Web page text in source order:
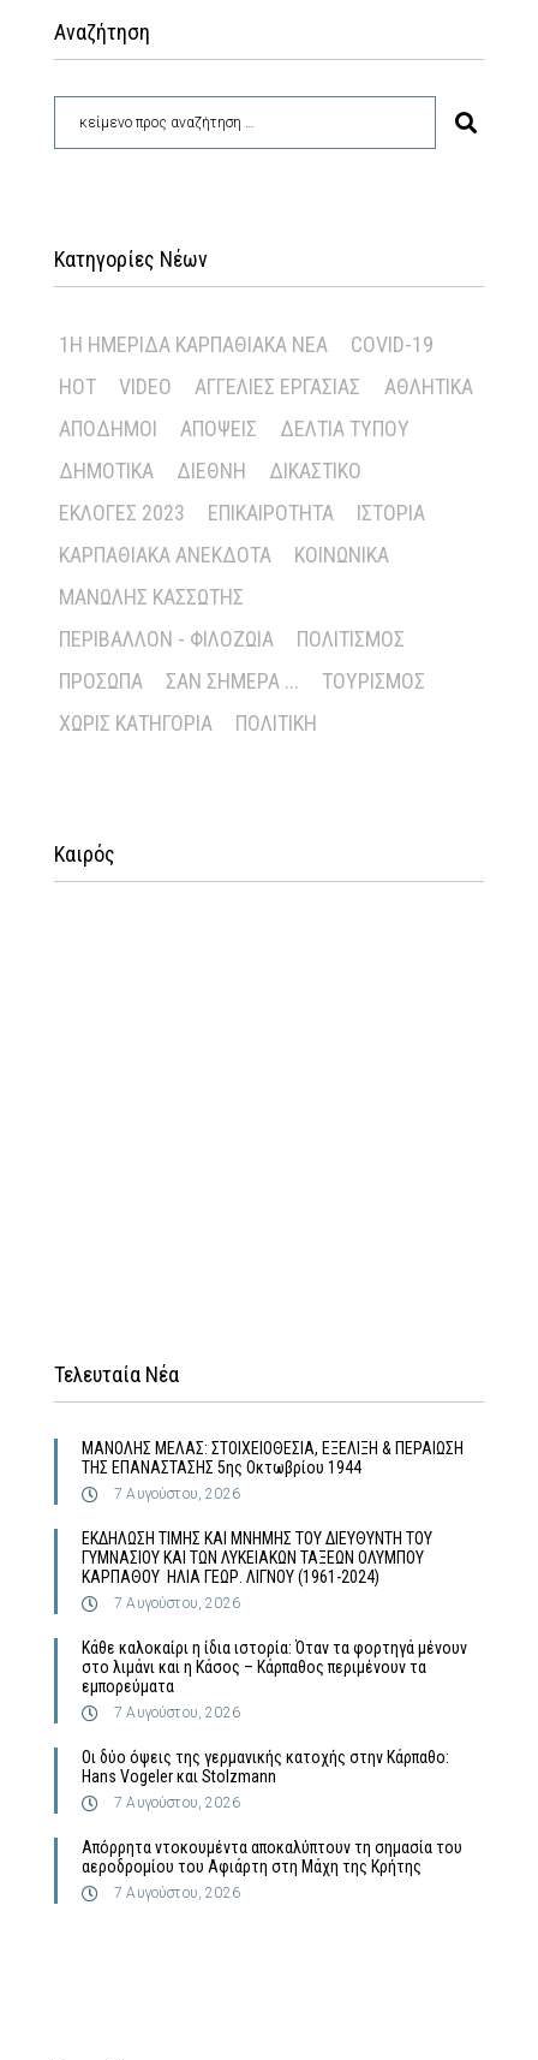
Αναζήτηση
Κατηγορίες Νέων
1Η ΗΜΕΡΊΔΑ ΚΑΡΠΑΘΙΑΚΆ ΝΈΑ
COVID-19
HOT
VIDEO ΑΓΓΕΛΊΕΣ ΕΡΓΑΣΊΑΣ
ΑΘΛΗΤΙΚΆ
ΑΠΌΔΗΜΟΙ
ΑΠΌΨΕΙΣ
ΔΕΛΤΊΑ ΤΎΠΟΥ
ΔΗΜΟΤΙΚΆ
ΔΙΕΘΝΉ
ΔΙΚΑΣΤΙΚΌ
ΕΚΛΟΓΈΣ 2023
ΕΠΙΚΑΙΡΌΤΗΤΑ
ΙΣΤΟΡΊΑ
ΚΑΡΠΑΘΙΑΚΆ ΑΝΈΚΔΟΤΑ
ΚΟΙΝΩΝΙΚΆ
ΜΑΝΏΛΗΣ ΚΑΣΣΏΤΗΣ
ΠΕΡΙΒΆΛΛΟΝ - ΦΙΛΟΖΩΊΑ
ΠΟΛΙΤΙΣΜΌΣ
ΠΡΌΣΩΠΑ
ΣΑΝ ΣΉΜΕΡΑ ...
ΤΟΥΡΙΣΜΌΣ
ΧΩΡΊΣ ΚΑΤΗΓΟΡΊΑ
ΠΟΛΙΤΙΚΉ
Καιρός
Τελευταία Νέα
MΑΝΟΛΗΣ ΜΕΛΑΣ: ΣΤΟΙΧΕΙΟΘΕΣΙΑ, ΕΞΕΛΙΞΗ & ΠΕΡΑΙΩΣΗ
ΤΗΣ ΕΠΑΝΑΣΤΑΣΗΣ 5ης Οκτωβρίου 1944
7 Αυγούστου, 2026
ΕΚΔΗΛΩΣΗ ΤΙΜΗΣ ΚΑΙ ΜΝΗΜΗΣ ΤΟΥ ΔΙΕΥΘΥΝΤΗ ΤΟΥ
ΓΥΜΝΑΣΙΟΥ ΚΑΙ ΤΩΝ ΛΥΚΕΙΑΚΩΝ ΤΑΞΕΩΝ ΟΛΥΜΠΟΥ
ΚΑΡΠΑΘΟΥ ΗΛΙΑ ΓΕΩΡ. ΛΙΓΝΟΥ (1961-2024)
7 Αυγούστου, 2026
Κάθε καλοκαίρι η ίδια ιστορία: Όταν τα φορτηγά μένουν
στο λιμάνι και η Κάσος – Κάρπαθος περιμένουν τα
εμπορεύματα
7 Αυγούστου, 2026
Οι δύο όψεις της γερμανικής κατοχής στην Κάρπαθο:
Hans Vogeler και Stolzmann
7 Αυγούστου, 2026
Απόρρητα ντοκουμέντα αποκαλύπτουν τη σημασία του
αεροδρομίου του Αφιάρτη στη Μάχη της Κρήτης
7 Αυγούστου, 2026